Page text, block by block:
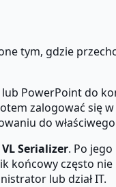
tym, gdzie
PowerPoint do
zalogować się
do
VL Serializer. Po
końcowy często
lub dział IT.